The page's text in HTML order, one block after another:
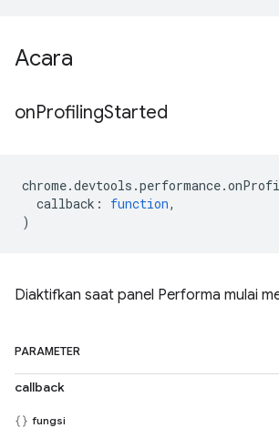
Acara
onProfilingStarted
chrome.devtools .performance.
callback : function,
)
Diaktifkan saat panel Performa mulai
PARAMETER
callback
fungsi